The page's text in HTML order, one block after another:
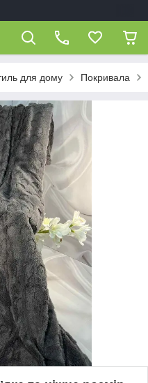
для дому Покривала